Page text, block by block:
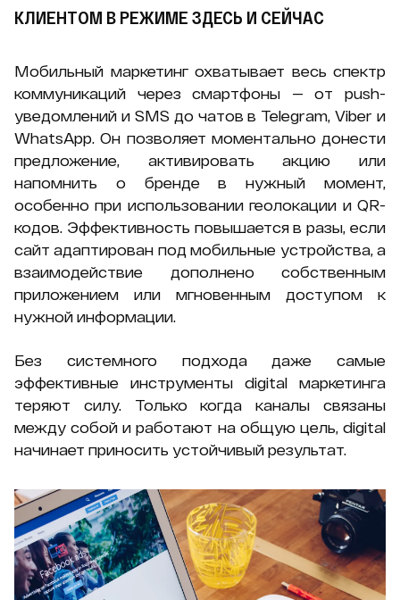
КЛИЕНТОМ В РЕЖИМЕ ЗДЕСЬ И СЕЙЧАС
Мобильный маркетинг охватывает весь спектр
коммуникаций через смартфоны — от push-
уведомлений и SMS до чатов в Telegram, Viber и
WhatsApp. Он позволяет моментально донести
предложение, активировать акцию или
напомнить о бренде в нужный момент,
особенно при использовании геолокации и QR-
кодов. Эффективность повышается в разы, если
сайт адаптирован под мобильные устройства, а
взаимодействие дополнено собственным
приложением или мгновенным доступом к
нужной информации.
Без системного подхода даже самые
эффективные инструменты digital маркетинга
теряют силу. Только когда каналы связаны
между собой и работают на общую цель, digital
начинает приносить устойчивый результат.